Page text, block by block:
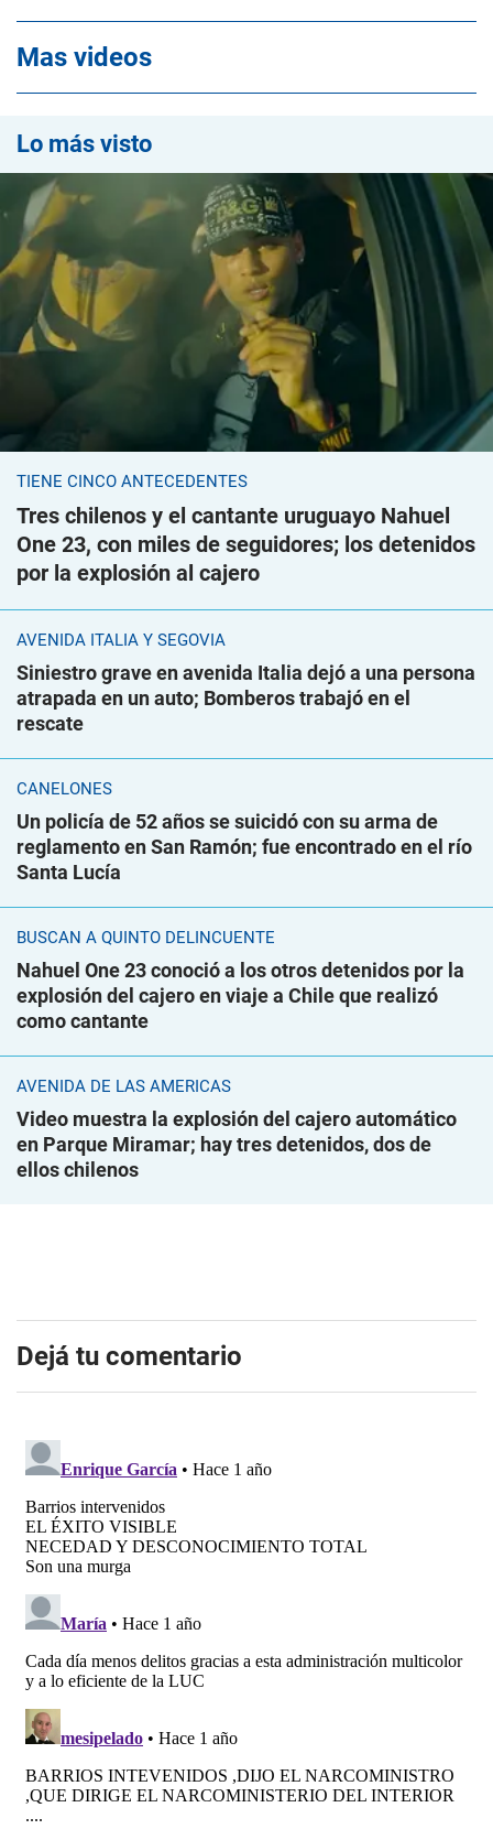
Mas videos
Lo más visto
TIENE CINCO ANTECEDENTES
Tres chilenos y el cantante uruguayo Nahuel
One 23, con miles de seguidores; los detenidos
por la explosión al cajero
AVENIDA ITALIA Y SEGOVIA
Siniestro grave en avenida Italia dejó a una persona
atrapada en un auto; Bomberos trabajó en el
rescate
CANELONES
Un policía de 52 años se suicidó con su arma de
reglamento en San Ramón; fue encontrado en el río
Santa Lucía
BUSCAN A QUINTO DELINCUENTE
Nahuel One 23 conoció a los otros detenidos por la
explosión del cajero en viaje a Chile que realizó
como cantante
AVENIDA DE LAS AMÉRICAS
Video muestra la explosión del cajero automático
en Parque Miramar; hay tres detenidos, dos de
ellos chilenos
Dejá tu comentario